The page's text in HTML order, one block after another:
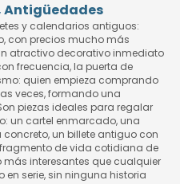
Antigüedades
y calendarios antiguos:
con precios mucho más
atractivo decorativo inmediato
frecuencia, la puerta de
quien empieza comprando
veces, formando una
piezas ideales para regalar
un cartel enmarcado, una
un billete antiguo con
de vida cotidiana de
interesantes que cualquier
serie, sin ninguna historia